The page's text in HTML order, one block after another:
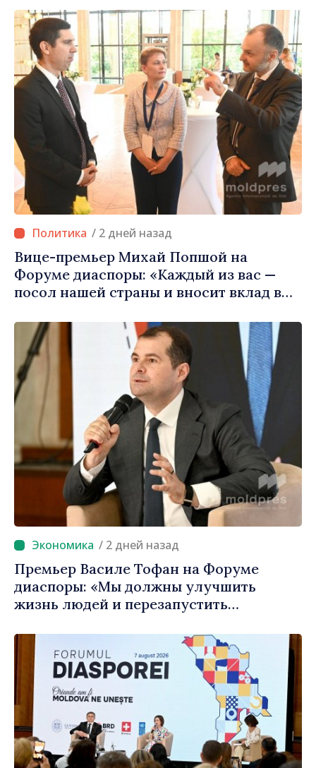
населённым пунктам шанс
развиваться»
/ 2 дней назад
Вице-премьер Михай Попшой на
Форуме диаспоры: «Каждый из вас —
посол нашей страны и вносит вклад в
Молдова»
/ 2 дней назад
Премьер Василе Тофан на Форуме
диаспоры: «Мы должны улучшить
жизнь людей и перезапустить